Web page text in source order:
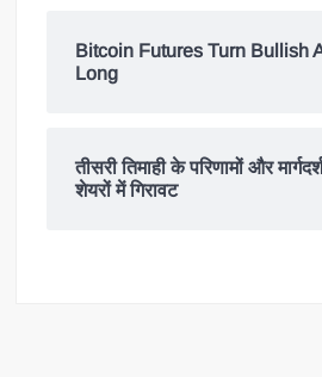
Bitcoin Futures Turn Bullish
Long
तीसरी तिमाही के परिणामों और
शेयरों में गिरावट